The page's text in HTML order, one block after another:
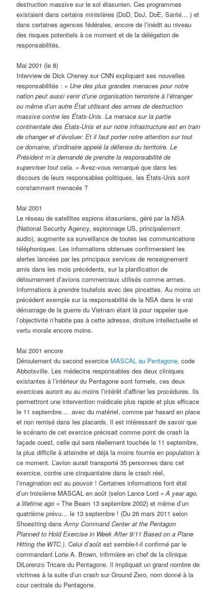
destruction massive sur le sol étasunien. Ces programmes
existaient dans certains ministères (DoD, DoJ, DoE, Santé… ) et
dans certaines agences fédérales, encore de l’inédit au niveau
des risques potentiels à ce moment et de la délégation de
responsabilités.
Mai 2001 (le 8)
Interview de Dick Cheney sur CNN expliquant ses nouvelles
responsabilités : « Une des plus grandes menaces pour notre
nation peut aussi venir d’une organisation terroriste à l’étranger
ou même d’un autre État utilisant des armes de destruction
massive contre les États-Unis. La menace sur la partie
continentale des États-Unis et sur notre infrastructure est en train
de changer et d’évoluer. Et il faut porter notre attention sur tout
ce domaine, d’ordinaire appelé la défense du territoire. Le
Président m’a demandé de prendre la responsabilité de
superviser tout cela. » Avez-vous remarqué que dans les
discours de leurs responsables politiques, les États-Unis sont
constamment menacés ?
Mai 2001
Le réseau de satellites espions étasuniens, géré par la NSA
(National Security Agency, espionnage US, principalement
audio), augmente sa surveillance de toutes les communications
téléphoniques. Les informations obtenues confirmeraient les
alertes lancées par les principaux services de renseignement
amis dans les mois précédents, sur la planification de
détournement d’avions commerciaux utilisés comme armes.
Informations à prendre toutefois avec des pincettes. Au moins un
précédent exemple sur la responsabilité de la NSA dans le vrai
démarrage de la guerre du Vietnam étant là pour rappeler que
l’objectivité n’habite pas à cette adresse, droiture intellectuelle et
vertu morale encore moins.
Mai 2001 encore
Déroulement du second exercice MASCAL au Pentagone, code
Abbotsville. Les médecins responsables des deux cliniques
existantes à l’intérieur du Pentagone sont formels, ces deux
exercices auront eu au moins l’intérêt d’affiner les procédures. Ils
permettront une intervention médicale plus rapide et plus efficace
le 11 septembre… avec du matériel, comme par hasard en place
et non remisé dans les placards. Il est intéressant de savoir que
le scénario de cet exercice précisait comme point de crash la
façade ouest, celle qui sera réellement touchée le 11 septembre,
la plus difficile à atteindre et déjà la moins fournie en population à
ce moment. L’avion aurait transporté 35 personnes dans cet
exercice, contre une cinquantaine dans le crash réel,
l’imagination est au pouvoir ! Certaines informations font état
d’un troisième MASCAL en août (selon Lance Lord « A year ago,
a lifetime ago » The Beam 13 septembre 2002) et même d’un
quatrième prévu… le 13 septembre ! (Du 26 mars 2011 selon
Shoestring dansArmy Command Center at the Pentagon
Planned to Hold Exercise in Week After 9/11 Based on a Plane
Hitting the WTC.). Celui d’août est semble-t-il confirmé par le
commandant Lorie A. Brown, infirmière en chef de la clinique
DiLorenzo Tricare du Pentagone. Il impliquait un grand nombre de
victimes à la suite d’un crash sur Ground Zero, nom donné à la
cour centrale du Pentagone.